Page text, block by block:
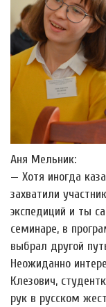
Аня Мельник:
— Хотя иногда
захватили
экспедиций и ты
семинаре, в
выбрал другой
Неожиданно
Клезович,
рук в русском